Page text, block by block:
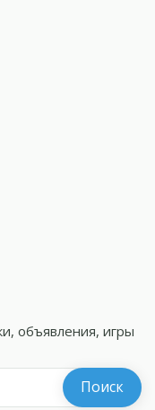
объявления, игры